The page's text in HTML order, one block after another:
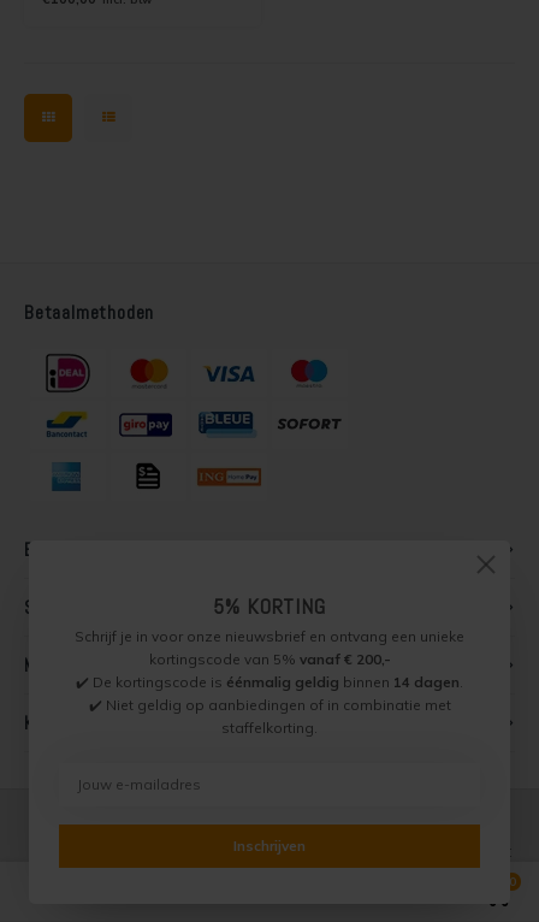
0
kleurenfolder. De kleuren
Betaalmethoden
Bestellen
Support
Mijn account
Keurmerken
Aan alle foto's en teksten zijn auteursrechten verbonden. Het
uitdrukkelijke schriftelijke toestemming, over te nemen, te
5% KORTING
Schrijf je in voor onze nieuwsbrief en ontvang een unieke
kortingscode van 5% vanaf € 200,-
✔️ De kortingscode is éénmalig geldig binnen 14 dagen.
✔️ Niet geldig op aanbiedingen of in combinatie met
staffelkorting.
Inschrijven